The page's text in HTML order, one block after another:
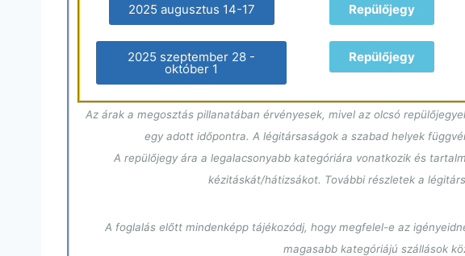
2025 augusztus 14-17 Repülőjegy
2025 szeptember 28 -
október 1
Repülőjegy
Az árak a megosztás pillanatában érvényesek, mivel az olcsó
egy adott időpontra. A légitársaságok a szabad helyek
A repülőjegy ára a legalacsonyabb kategóriára vonatkozik és
kézitáskát/hátizsákot. További részletek a
A foglalás előtt mindenképp tájékozódj, hogy megfelel-e az
magasabb kategóriájú szállások